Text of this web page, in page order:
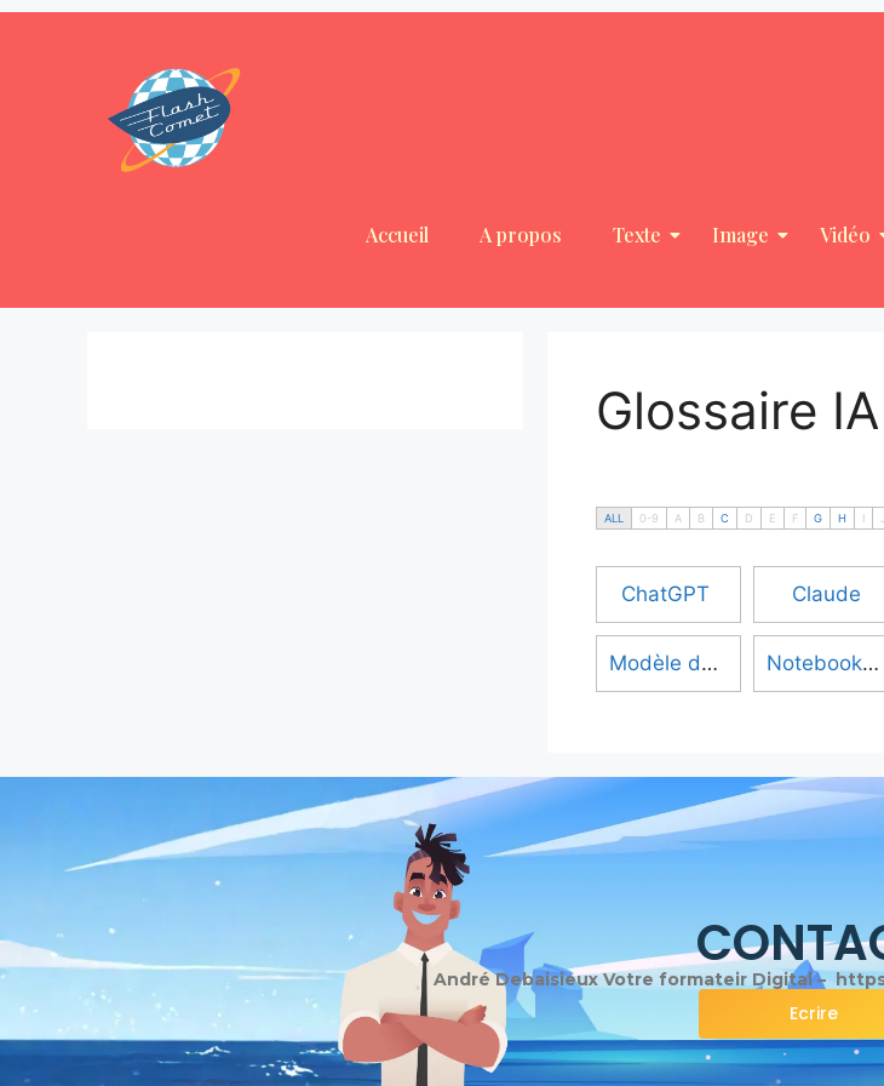
Accueil A propos Texte Image Vidéo
Glossaire IA
ALL 0-9 A B C D E F G H I
ChatGPT Claude
Modèle de langage (LLM) NotebookLM
André Debaisieux Votre formateir Digital –
Ecrire